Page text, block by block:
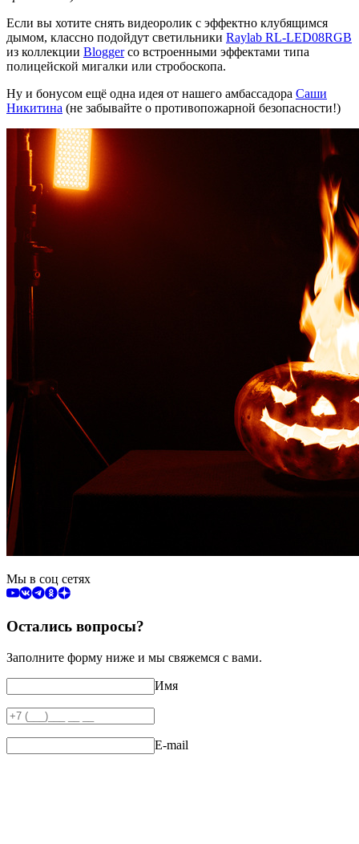
Если вы хотите снять видеоролик с эффектно клубящимся
дымом, классно подойдут светильники Raylab RL-LED08RGB
из коллекции Bloggerсо встроенными эффектами типа
полицейской мигалки или стробоскопа.
Ну и бонусом ещё одна идея от нашего амбассадора Саши
Никитина (не забывайте о противопожарной безопасности!)
Мы в соц сетях
Остались вопросы?
Заполните форму ниже и мы свяжемся с вами.
Имя
E-mail